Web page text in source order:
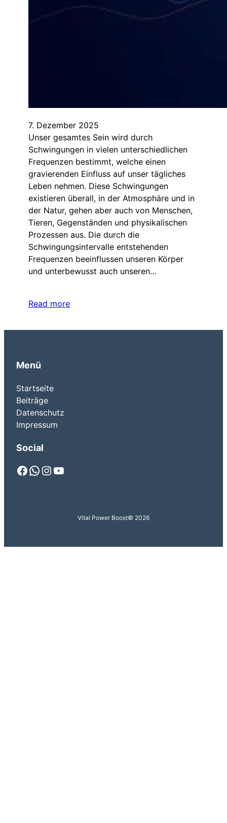
7. Dezember 2025
Unser gesamtes Sein wird durch
Schwingungen in vielen unterschiedlichen
Frequenzen bestimmt, welche einen
gravierenden Einfluss auf unser tägliches
Leben nehmen. Diese Schwingungen
existieren überall, in der Atmosphäre und in
der Natur, gehen aber auch von Menschen,
Tieren, Gegenständen und physikalischen
Prozessen aus. Die durch die
Schwingungsintervalle entstehenden
Frequenzen beeinflussen unseren Körper
und unterbewusst auch unseren…
Read more
Menü
Startseite
Beiträge
Datenschutz
Impressum
Social
Facebook WhatsApp Instagram YouTube
Vital Power Boost© 2026